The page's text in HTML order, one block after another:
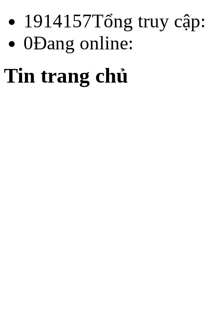
1914157Tổng truy cập:
0Đang online:
Tin trang chủ